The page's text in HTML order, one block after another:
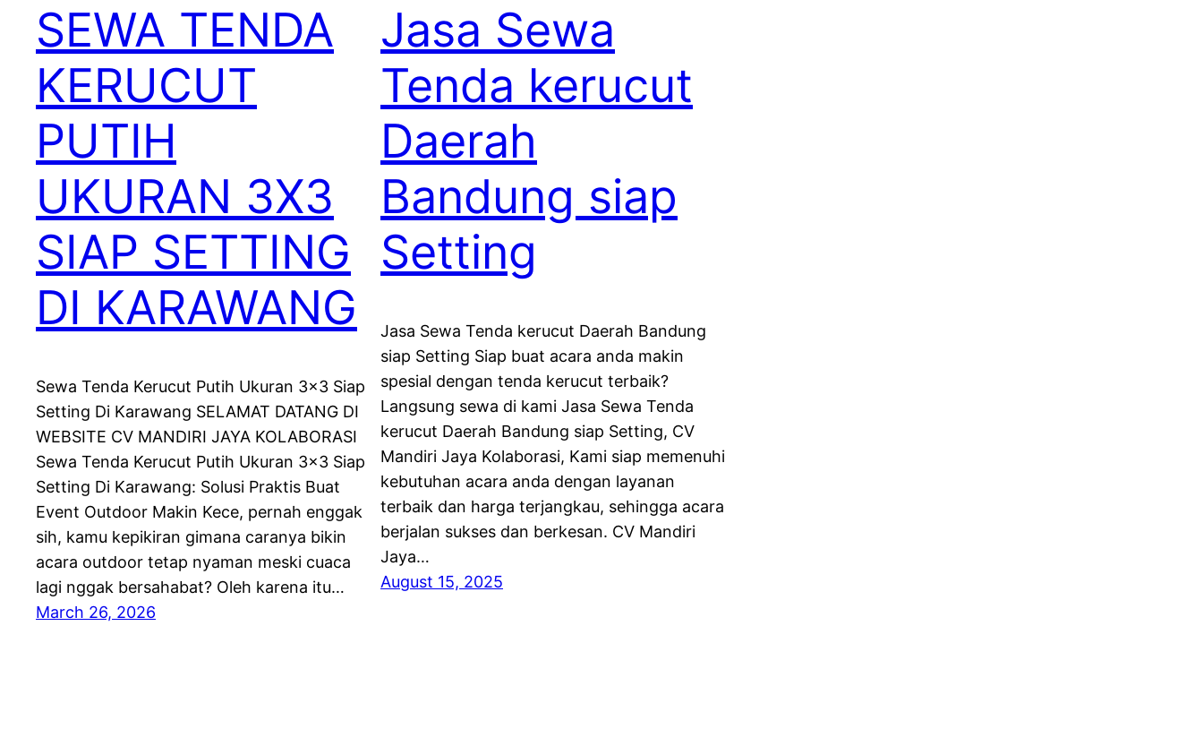
SEWA TENDA
KERUCUT
PUTIH
UKURAN 3X3
SIAP SETTING
DI KARAWANG
Sewa Tenda Kerucut Putih Ukuran 3×3 Siap
Setting Di Karawang SELAMAT DATANG DI
WEBSITE CV MANDIRI JAYA KOLABORASI
Sewa Tenda Kerucut Putih Ukuran 3×3 Siap
Setting Di Karawang: Solusi Praktis Buat
Event Outdoor Makin Kece, pernah enggak
sih, kamu kepikiran gimana caranya bikin
acara outdoor tetap nyaman meski cuaca
lagi nggak bersahabat? Oleh karena itu…
March 26, 2026
Jasa Sewa
Tenda kerucut
Daerah
Bandung siap
Setting
Jasa Sewa Tenda kerucut Daerah Bandung
siap Setting Siap buat acara anda makin
spesial dengan tenda kerucut terbaik?
Langsung sewa di kami Jasa Sewa Tenda
kerucut Daerah Bandung siap Setting, CV
Mandiri Jaya Kolaborasi, Kami siap memenuhi
kebutuhan acara anda dengan layanan
terbaik dan harga terjangkau, sehingga acara
berjalan sukses dan berkesan. CV Mandiri
Jaya…
August 15, 2025